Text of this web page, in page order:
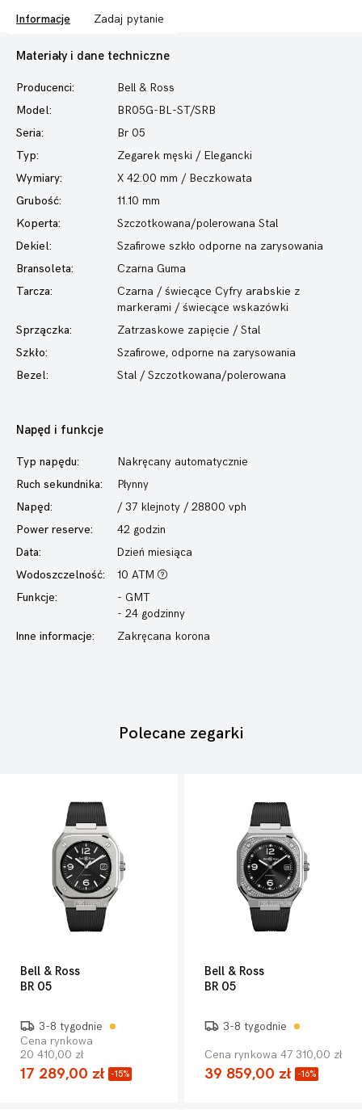
Informacje Zadaj pytanie
Materiały i dane techniczne
Producenci:
Bell & Ross
Model:
BR05G-BL-ST/SRB
Seria:
Br 05
Typ:
Zegarek męski / Elegancki
Wymiary:
X 42.00 mm / Beczkowata
Grubość:
11.10 mm
Koperta:
Szczotkowana/polerowana Stal
Dekiel:
Szafirowe szkło odporne na zarysowania
Bransoleta:
Czarna Guma
Tarcza:
Czarna / świecące Cyfry arabskie z
markerami / świecące wskazówki
Sprzączka:
Zatrzaskowe zapięcie / Stal
Szkło:
Szafirowe, odporne na zarysowania
Bezel:
Stal / Szczotkowana/polerowana
Napęd i funkcje
Typ napędu:
Nakręcany automatycznie
Ruch sekundnika:
Płynny
Napęd:
/ 37 klejnoty / 28800 vph
Power reserve:
42 godzin
Data:
Dzień miesiąca
Wodoszczelność:
10 ATM
Funkcje:
- GMT
- 24 godzinny
Inne informacje:
Zakręcana korona
Polecane zegarki
Bell & Ross
BR 05
3-8 tygodnie
Cena rynkowa
20 410,00 zł
17 289,00 zł -15%
Bell & Ross
BR 05
3-8 tygodnie
Cena rynkowa 47 310,00 zł
39 859,00 zł -16%